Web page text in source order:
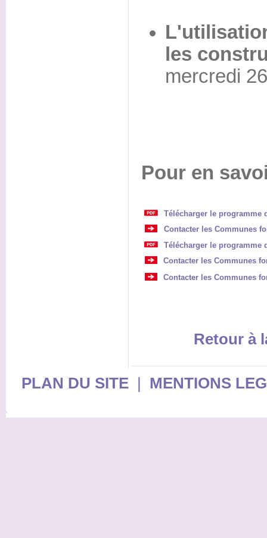
les
mercredi
Pour en
Télécharger le programme
Contacter les Communes
Télécharger le programme
Contacter les Communes
Contacter les Communes
Retour à
PLAN DU SITE| MENTIONS